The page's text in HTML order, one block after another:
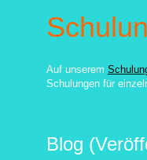
Auf unserem
Schulungen für
Blog